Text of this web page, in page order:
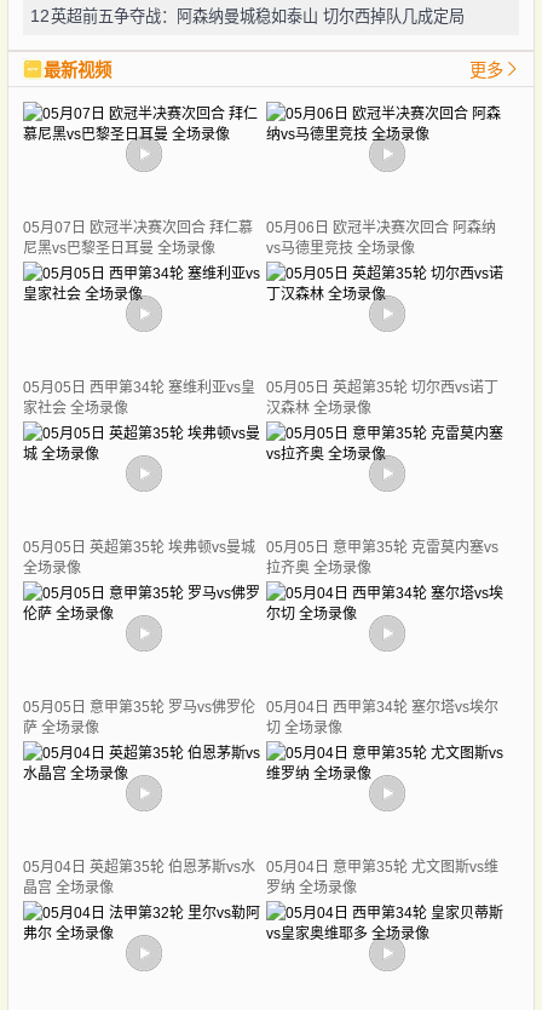
12英超前五争夺战：阿森纳曼城稳如泰山 切尔西掉队几成定局
最新视频 更多
05月07日 欧冠半决赛次回合 拜仁慕
尼黑vs巴黎圣日耳曼 全场录像
05月06日 欧冠半决赛次回合 阿森纳
vs马德里竞技 全场录像
05月05日 西甲第34轮 塞维利亚vs皇
家社会 全场录像
05月05日 英超第35轮 切尔西vs诺丁
汉森林 全场录像
05月05日 英超第35轮 埃弗顿vs曼城
全场录像
05月05日 意甲第35轮 克雷莫内塞vs
拉齐奥 全场录像
05月05日 意甲第35轮 罗马vs佛罗伦
萨 全场录像
05月04日 西甲第34轮 塞尔塔vs埃尔
切 全场录像
05月04日 英超第35轮 伯恩茅斯vs水
晶宫 全场录像
05月04日 意甲第35轮 尤文图斯vs维
罗纳 全场录像